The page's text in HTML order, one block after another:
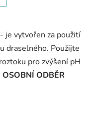
je vytvořen za použití
draselného. Použijte
pro zvýšení pH
OSOBNÍ ODBĚR